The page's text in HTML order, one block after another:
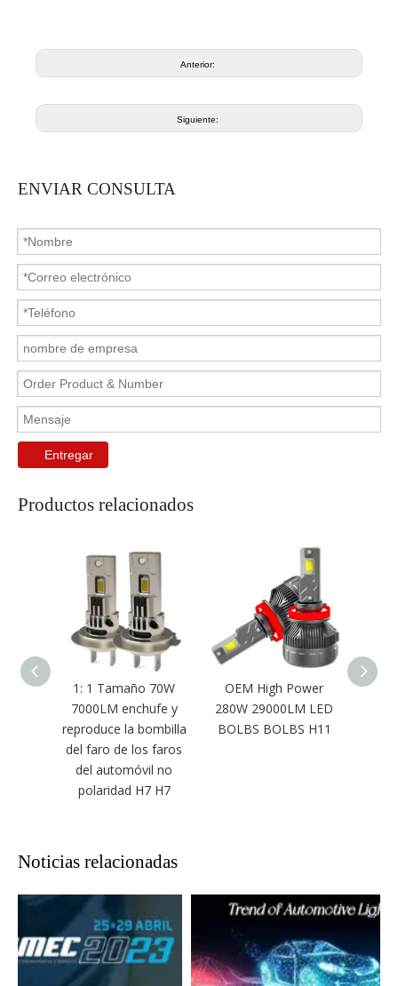
Anterior:
Siguiente:
ENVIAR CONSULTA
Entregar
Productos relacionados
1: 1 Tamaño 70W
7000LM enchufe y
reproduce la bombilla
del faro de los faros
del automóvil no
polaridad H7 H7
OEM High Power
280W 29000LM LED
BOLBS BOLBS H11
Noticias relacionadas